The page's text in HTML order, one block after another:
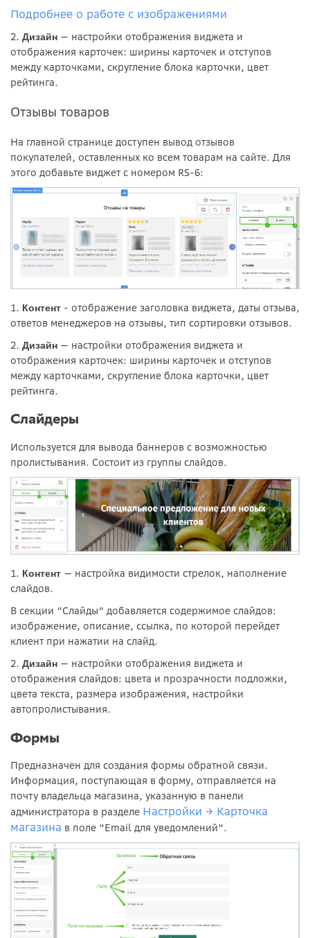
Подробнее о работе с изображениями
2. Дизайн — настройки отображения виджета и
отображения карточек: ширины карточек и отступов
между карточками, скругление блока карточки, цвет
рейтинга.
Отзывы товаров
На главной странице доступен вывод отзывов
покупателей, оставленных ко всем товарам на сайте. Для
этого добавьте виджет с номером RS-6:
1. Контент - отображение заголовка виджета, даты отзыва,
ответов менеджеров на отзывы, тип сортировки отзывов.
2. Дизайн — настройки отображения виджета и
отображения карточек: ширины карточек и отступов
между карточками, скругление блока карточки, цвет
рейтинга.
Слайдеры
Используется для вывода баннеров с возможностью
пролистывания. Состоит из группы слайдов.
1. Контент — настройка видимости стрелок, наполнение
слайдов.
В секции "Слайды" добавляется содержимое слайдов:
изображение, описание, ссылка, по которой перейдет
клиент при нажатии на слайд.
2. Дизайн — настройки отображения виджета и
отображения слайдов: цвета и прозрачности подложки,
цвета текста, размера изображения, настройки
автопролистывания.
Формы
Предназначен для создания формы обратной связи.
Информация, поступающая в форму, отправляется на
почту владельца магазина, указанную в панели
администратора в разделе Настройки → Карточка
магазина в поле "Email для уведомлений".